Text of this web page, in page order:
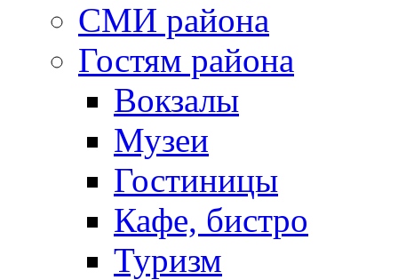
СМИ района
Гостям района
Вокзалы
Музеи
Гостиницы
Кафе, бистро
Туризм